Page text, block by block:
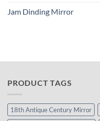
Jam Dinding Mirror
PRODUCT TAGS
18th Antique Century Mirror